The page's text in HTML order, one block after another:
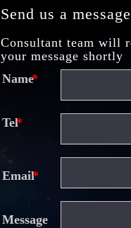
Send us a message
Consultant team will
your message shortly
Name
Tel
Email
Message